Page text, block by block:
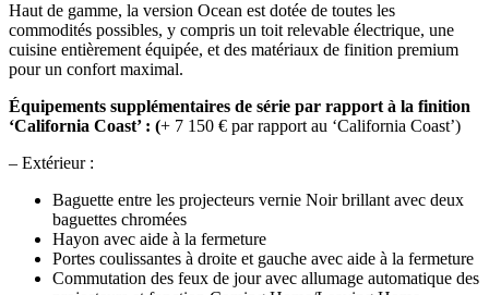
Haut de gamme, la version Ocean est dotée de toutes les
commodités possibles, y compris un toit relevable électrique, une
cuisine entièrement équipée, et des matériaux de finition premium
pour un confort maximal.
Équipements supplémentaires de série par rapport à la finition
‘California Coast’ : (+ 7 150 € par rapport au ‘California Coast’)
– Extérieur :
Baguette entre les projecteurs vernie Noir brillant avec deux
baguettes chromées
Hayon avec aide à la fermeture
Portes coulissantes à droite et gauche avec aide à la fermeture
Commutation des feux de jour avec allumage automatique des